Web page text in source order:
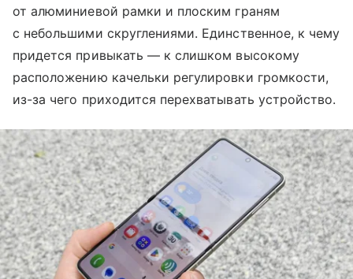
от алюминиевой рамки и плоским граням
с небольшими скруглениями. Единственное, к чему
придется привыкать — к слишком высокому
расположению качельки регулировки громкости,
из-за чего приходится перехватывать устройство.